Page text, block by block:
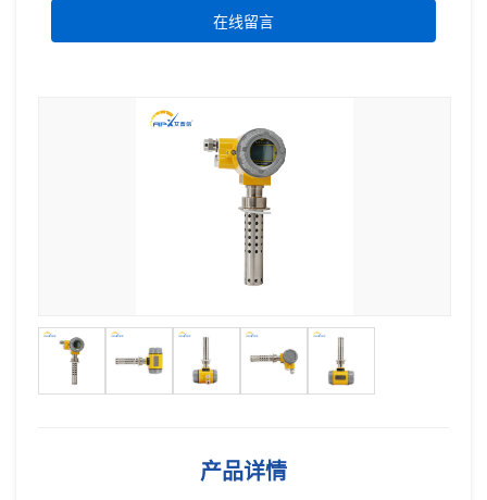
在线留言
产品详情